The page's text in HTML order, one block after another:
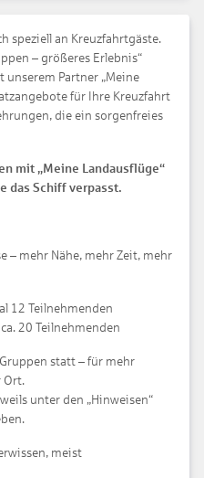
speziell an Kreuzfahrtgäste.
– größeres Erlebnis“
Partner „Meine
für Ihre Kreuzfahrt
die ein sorgenfreies
mit „Meine Landausflüge“
das Schiff verpasst.
– mehr Nähe, mehr Zeit, mehr
12 Teilnehmenden
20 Teilnehmenden
statt – für mehr
Ort.
unter den „Hinweisen“
meist